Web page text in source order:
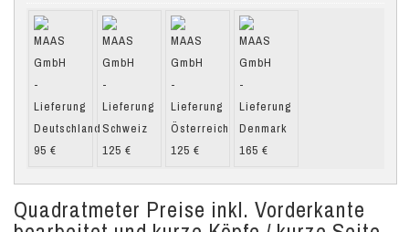
Quadratmeter Preise inkl. Vorderkante